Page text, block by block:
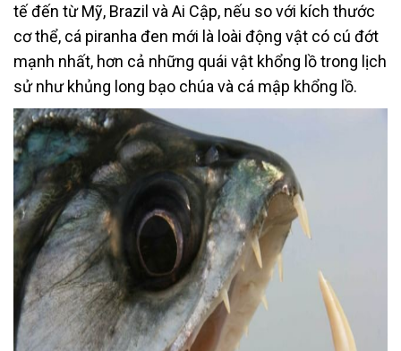
tế đến từ Mỹ, Brazil và Ai Cập, nếu so với kích thước
cơ thể, cá piranha đen mới là loài động vật có cú đớt
mạnh nhất, hơn cả những quái vật khổng lồ trong lịch
sử như khủng long bạo chúa và cá mập khổng lồ.